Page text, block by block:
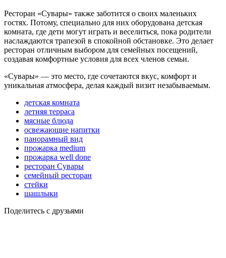
Ресторан «Сувары» также заботится о своих маленьких
гостях. Потому, специально для них оборудована детская
комната, где дети могут играть и веселиться, пока родители
наслаждаются трапезой в спокойной обстановке. Это делает
ресторан отличным выбором для семейных посещений,
создавая комфортные условия для всех членов семьи.
«Сувары» — это место, где сочетаются вкус, комфорт и
уникальная атмосфера, делая каждый визит незабываемым.
детская комната
летняя терраса
мясные блюда
освежающие напитки
панорамный вид
прожарка medium
прожарка well done
ресторан Сувары
семейный ресторан
стейки
шашлыки
Поделитесь с друзьями